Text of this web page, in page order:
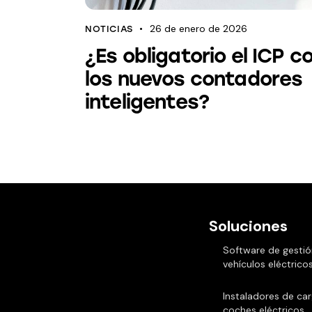
NOTICIAS 26 de enero de 2026
¿Es obligatorio el ICP
los nuevos contadores
inteligentes?
Soluciones
Software de
vehículos
Instaladores de